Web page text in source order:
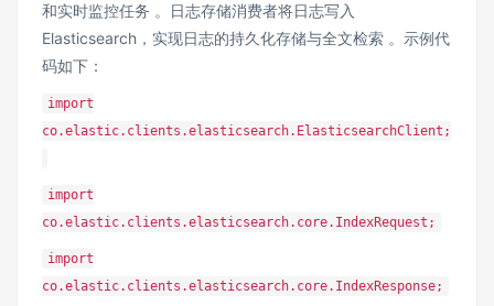
和实时监控任务 。日志存储消费者将日志写入
Elasticsearch，实现日志的持久化存储与全文检索 。示例代
码如下：
import
co.elastic.clients.elasticsearch.ElasticsearchClient;
import
co.elastic.clients.elasticsearch.core.IndexRequest;
import
co.elastic.clients.elasticsearch.core.IndexResponse;